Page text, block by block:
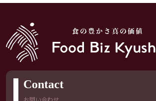
Contact